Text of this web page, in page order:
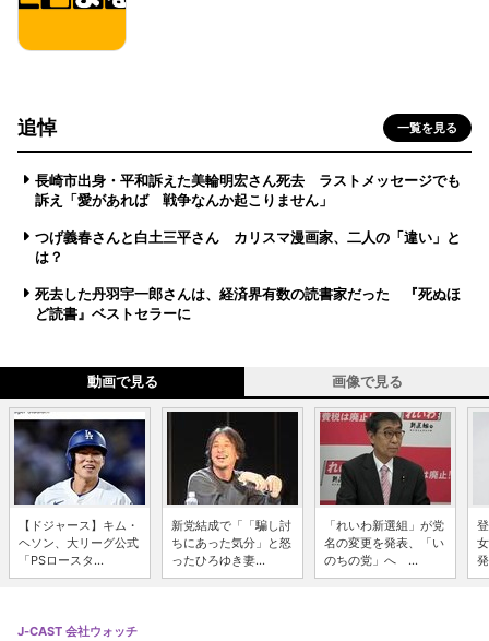
追悼 一覧を見る
長崎市出身・平和訴えた美輪明宏さん死去 ラストメッセージでも
訴え「愛があれば 戦争なんか起こりません」
つげ義春さんと白土三平さん カリスマ漫画家、二人の「違い」と
は？
死去した丹羽宇一郎さんは、経済界有数の読書家だった 『死ぬほ
ど読書』ベストセラーに
動画で見る 画像で見る
【ドジャース】キム・
ヘソン、大リーグ公式
「PSロースタ...
新党結成で「「騙し討
ちにあった気分」と怒
ったひろゆき妻...
「れいわ新選組」が党
名の変更を発表、「い
のちの党」へ ...
J-CAST 会社ウォッチ